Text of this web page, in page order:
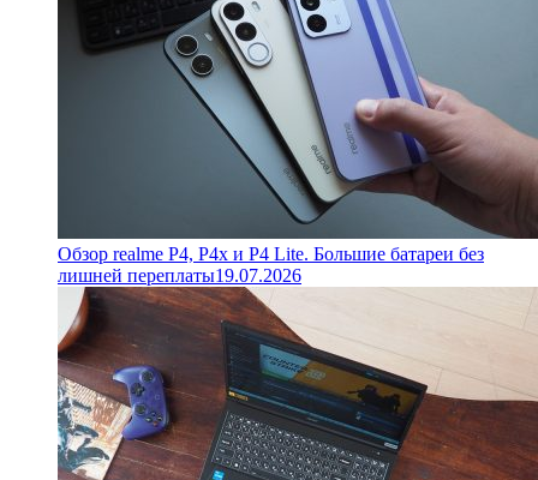
Обзор realme P4, P4x и P4 Lite. Большие батареи без
лишней переплаты19.07.2026